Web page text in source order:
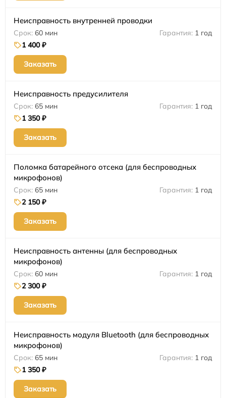
Неисправность внутренней проводки
60 мин
1 год
1 400 ₽
Заказать
Неисправность предусилителя
65 мин
1 год
1 350 ₽
Заказать
Поломка батарейного отсека (для беспроводных
микрофонов)
65 мин
1 год
2 150 ₽
Заказать
Неисправность антенны (для беспроводных
микрофонов)
60 мин
1 год
2 300 ₽
Заказать
Неисправность модуля Bluetooth (для беспроводных
микрофонов)
65 мин
1 год
1 350 ₽
Заказать